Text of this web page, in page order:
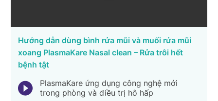
Hướng dẫn dùng bình rửa mũi và muối rửa mũi
xoang PlasmaKare Nasal clean – Rửa trôi hết
bệnh tật
PlasmaKare ứng dụng công nghệ mới
trong phòng và điều trị hô hấp